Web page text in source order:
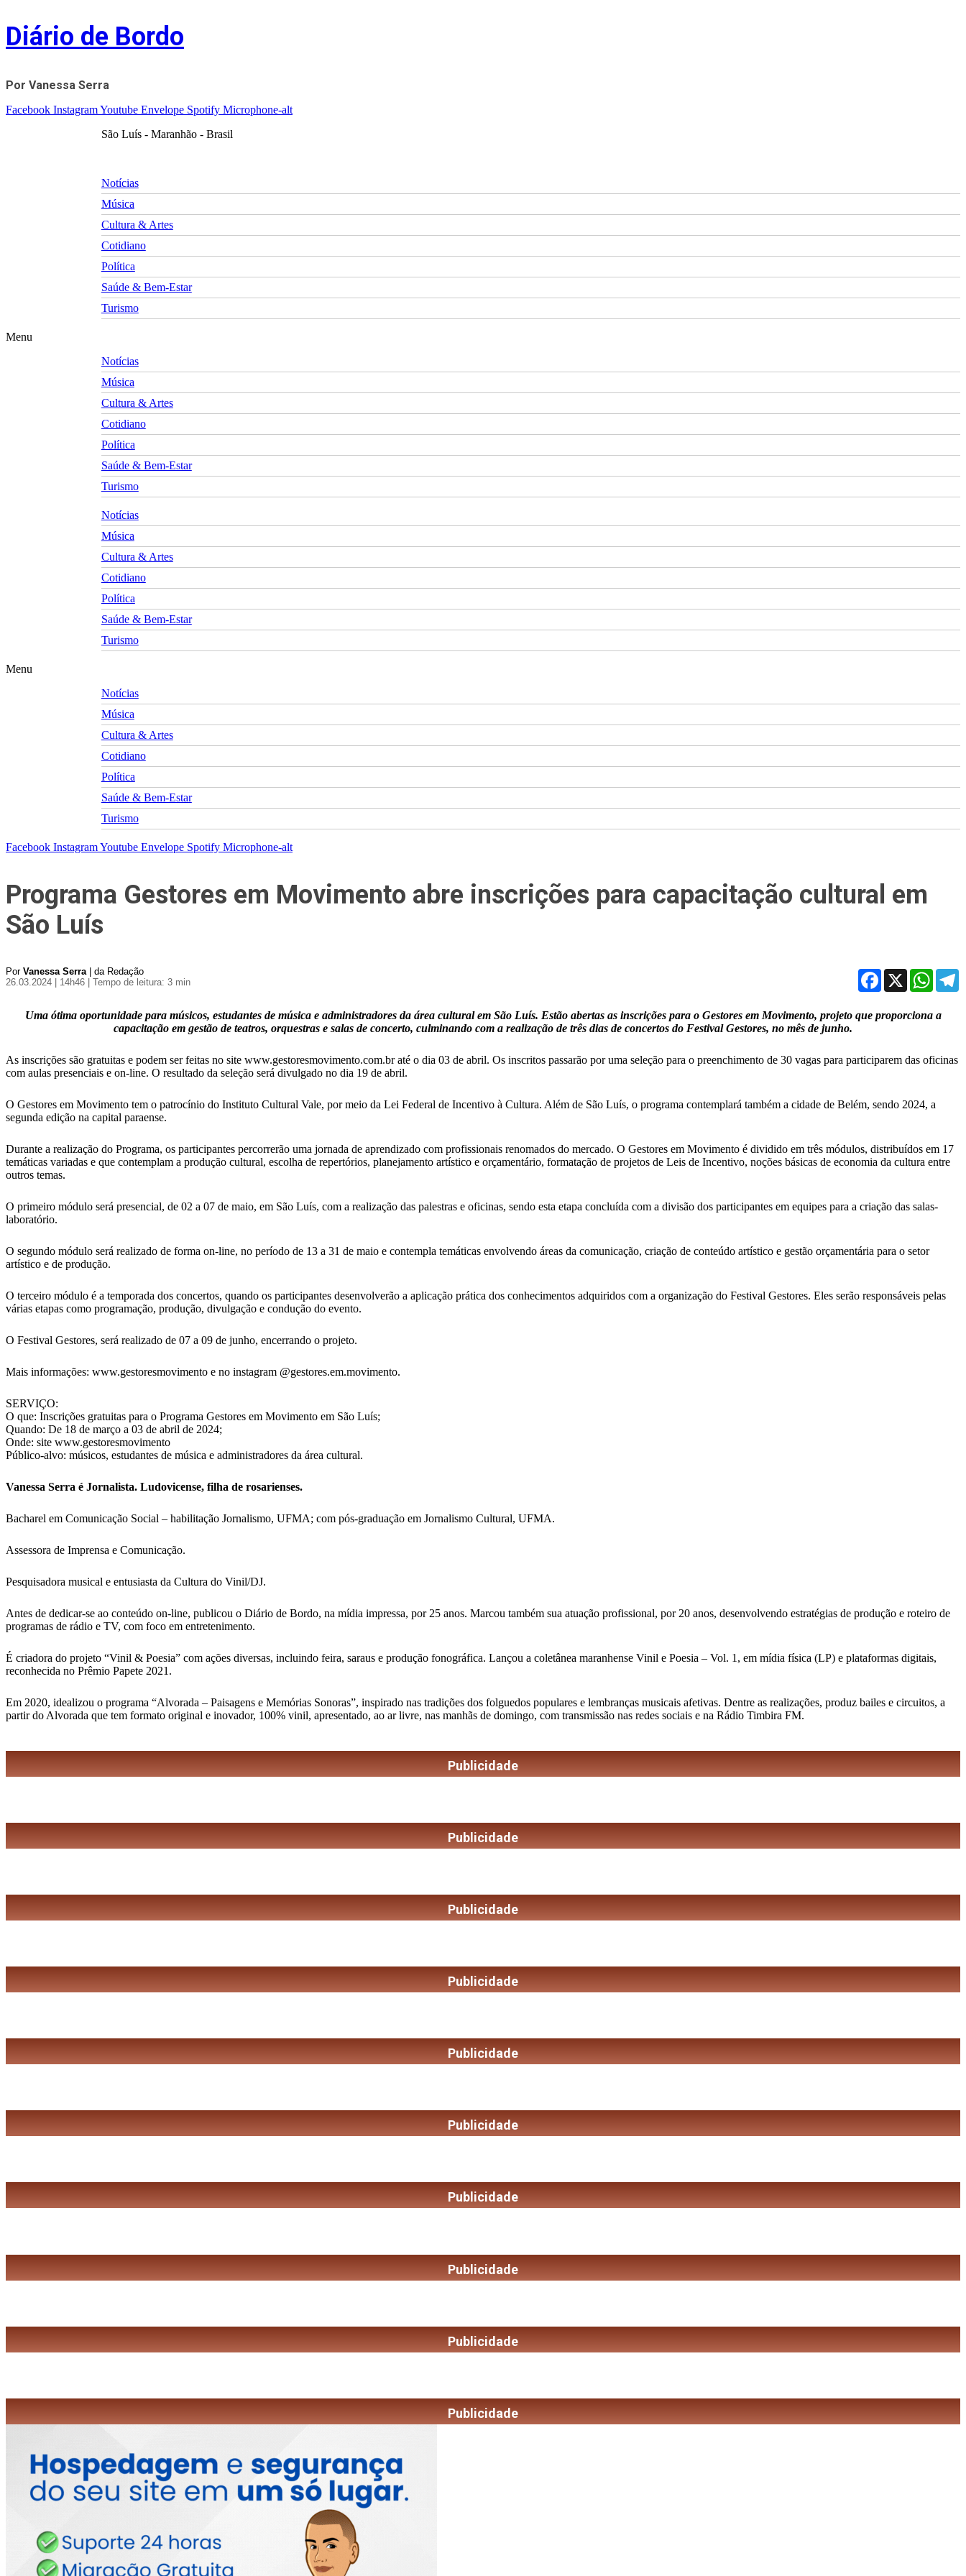
Skip
to
content
Diário de Bordo
Por Vanessa Serra
Facebook InstagramYoutube Envelope Spotify Microphone-alt
São Luís - Maranhão - Brasil
Notícias
Música
Cultura & Artes
Cotidiano
Política
Saúde & Bem-Estar
Turismo
Menu
Notícias
Música
Cultura & Artes
Cotidiano
Política
Saúde & Bem-Estar
Turismo
Notícias
Música
Cultura & Artes
Cotidiano
Política
Saúde & Bem-Estar
Turismo
Menu
Notícias
Música
Cultura & Artes
Cotidiano
Política
Saúde & Bem-Estar
Turismo
Facebook InstagramYoutube Envelope Spotify Microphone-alt
Programa Gestores em Movimento abre inscrições para capacitação cultural em
São Luís
Por Vanessa Serra| da Redação
26.03.2024 | 14h46
| Tempo de leitura: 3 min
Facebook
X
Uma ótima oportunidade para músicos, estudantes de música e administradores da área cultural em São Luís. Estão abertas as inscrições para o Gestores em Movimento, projeto que proporciona a
capacitação em gestão de teatros, orquestras e salas de concerto, culminando com a realização de três dias de concertos do Festival Gestores, no mês de junho.
As inscrições são gratuitas e podem ser feitas no site www.gestoresmovimento.com.br até o dia 03 de abril. Os inscritos passarão por uma seleção para o preenchimento de 30 vagas para participarem das oficinas
com aulas presenciais e on-line. O resultado da seleção será divulgado no dia 19 de abril.
O Gestores em Movimento tem o patrocínio do Instituto Cultural Vale, por meio da Lei Federal de Incentivo à Cultura. Além de São Luís, o programa contemplará também a cidade de Belém, sendo 2024, a
segunda edição na capital paraense.
Durante a realização do Programa, os participantes percorrerão uma jornada de aprendizado com profissionais renomados do mercado. O Gestores em Movimento é dividido em três módulos, distribuídos em 17
temáticas variadas e que contemplam a produção cultural, escolha de repertórios, planejamento artístico e orçamentário, formatação de projetos de Leis de Incentivo, noções básicas de economia da cultura entre
outros temas.
O primeiro módulo será presencial, de 02 a 07 de maio, em São Luís, com a realização das palestras e oficinas, sendo esta etapa concluída com a divisão dos participantes em equipes para a criação das salas-
laboratório.
O segundo módulo será realizado de forma on-line, no período de 13 a 31 de maio e contempla temáticas envolvendo áreas da comunicação, criação de conteúdo artístico e gestão orçamentária para o setor
artístico e de produção.
O terceiro módulo é a temporada dos concertos, quando os participantes desenvolverão a aplicação prática dos conhecimentos adquiridos com a organização do Festival Gestores. Eles serão responsáveis pelas
várias etapas como programação, produção, divulgação e condução do evento.
O Festival Gestores, será realizado de 07 a 09 de junho, encerrando o projeto.
Mais informações: www.gestoresmovimento e no instagram @gestores.em.movimento.
SERVIÇO:
O que: Inscrições gratuitas para o Programa Gestores em Movimento em São Luís;
Quando: De 18 de março a 03 de abril de 2024;
Onde: site www.gestoresmovimento
Público-alvo: músicos, estudantes de música e administradores da área cultural.
Vanessa Serra é Jornalista. Ludovicense, filha de rosarienses.
Bacharel em Comunicação Social – habilitação Jornalismo, UFMA; com pós-graduação em Jornalismo Cultural, UFMA.
Assessora de Imprensa e Comunicação.
Pesquisadora musical e entusiasta da Cultura do Vinil/DJ.
Antes de dedicar-se ao conteúdo on-line, publicou o Diário de Bordo, na mídia impressa, por 25 anos. Marcou também sua atuação profissional, por 20 anos, desenvolvendo estratégias de produção e roteiro de
programas de rádio e TV, com foco em entretenimento.
É criadora do projeto “Vinil & Poesia” com ações diversas, incluindo feira, saraus e produção fonográfica. Lançou a coletânea maranhense Vinil e Poesia – Vol. 1, em mídia física (LP) e plataformas digitais,
reconhecida no Prêmio Papete 2021.
Em 2020, idealizou o programa “Alvorada – Paisagens e Memórias Sonoras”, inspirado nas tradições dos folguedos populares e lembranças musicais afetivas. Dentre as realizações, produz bailes e circuitos, a
partir do Alvorada que tem formato original e inovador, 100% vinil, apresentado, ao ar livre, nas manhãs de domingo, com transmissão nas redes sociais e na Rádio Timbira FM.
Publicidade
Publicidade
Publicidade
Publicidade
Publicidade
Publicidade
Publicidade
Publicidade
Publicidade
Publicidade